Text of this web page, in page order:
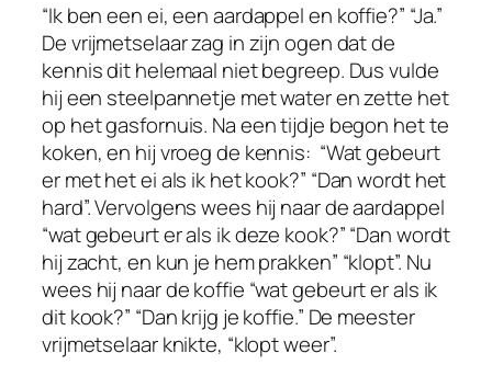
“Ik ben een ei, een aardappel en koffie?” “Ja.”
De vrijmetselaar zag in zijn ogen dat de
kennis dit helemaal niet begreep. Dus vulde
hij een steelpannetje met water en zette het
op het gasfornuis. Na een tijdje begon het te
koken, en hij vroeg de kennis: “Wat gebeurt
er met het ei als ik het kook?” “Dan wordt het
hard”. Vervolgens wees hij naar de aardappel
“wat gebeurt er als ik deze kook?” “Dan wordt
hij zacht, en kun je hem prakken” “klopt”. Nu
wees hij naar de koffie “wat gebeurt er als ik
dit kook?” “Dan krijg je koffie.” De meester
vrijmetselaar knikte, “klopt weer”.